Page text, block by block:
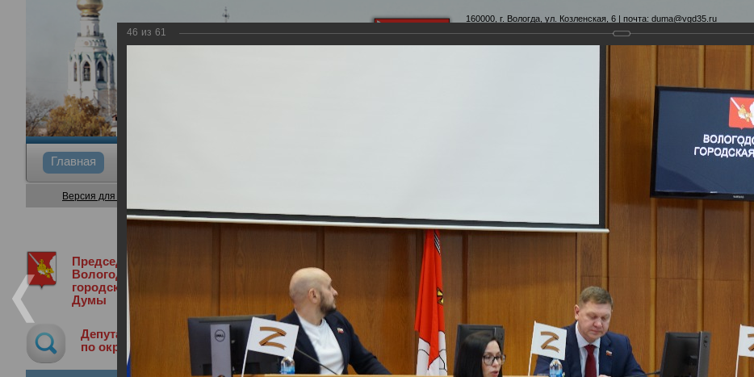
160000, г. Вологда, ул. Козленская, 6 | почта: duma@vgd35.ru
Главная Депутатские объединения
Версия для слабовидящих
Председатель
Вологодской
городской
Думы
Депутат
по округу
Фотогалерея
Внеочередная сессия Вологодской городской Думы
Внеочередная сессия Вологодской городской Думы
29.04.2025
46 из 61